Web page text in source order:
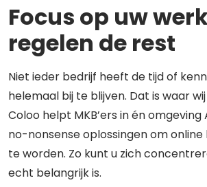
Focus op uw
regelen de rest
Niet ieder bedrijf heeft de tijd of
helemaal bij te blijven. Dat is waar
Coloo helpt MKB’ers in én
no-nonsense oplossingen om
te worden. Zo kunt u zich
echt belangrijk is.